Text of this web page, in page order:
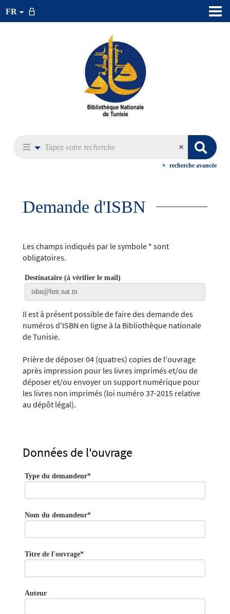
FR
recherche avancée
Demande d'ISBN
Les champs indiqués par le symbole * sont
obligatoires.
Destinataire (à vérifier le mail)
Il est à présent possible de faire des demande des
numéros d'ISBN en ligne à la Bibliothèque nationale
de Tunisie.
Prière de déposer 04 (quatres) copies de l'ouvrage
après impression pour les livres imprimés et/ou de
déposer et/ou envoyer un support numérique pour
les livres non imprimés (loi numéro 37-2015 relative
au dépôt légal).
Données de l'ouvrage
Type du demandeur*
Nom du demandeur*
Titre de l'ouvrage*
Auteur